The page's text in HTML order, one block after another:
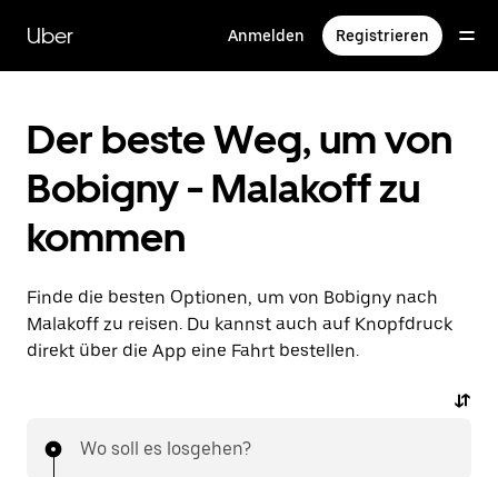
zum
Hauptinhalt
Uber Anmelden Registrieren
Der beste Weg, um von
Bobigny - Malakoff zu
kommen
Finde die besten Optionen, um von Bobigny nach
Malakoff zu reisen. Du kannst auch auf Knopfdruck
direkt über die App eine Fahrt bestellen.
Wo soll es losgehen?